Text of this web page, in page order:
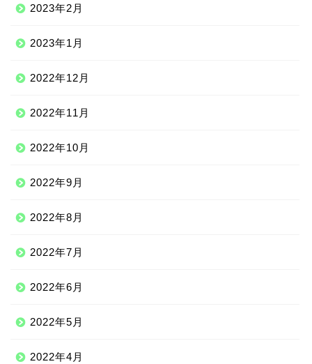
2023年2月
2023年1月
2022年12月
2022年11月
2022年10月
2022年9月
2022年8月
2022年7月
2022年6月
2022年5月
2022年4月